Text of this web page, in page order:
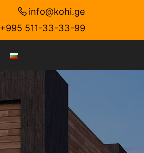
info@kohi.ge
+995 511-33-33-99